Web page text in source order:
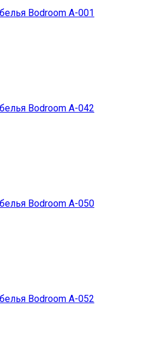
Bodroom A-001
Bodroom A-042
Bodroom A-050
Bodroom A-052